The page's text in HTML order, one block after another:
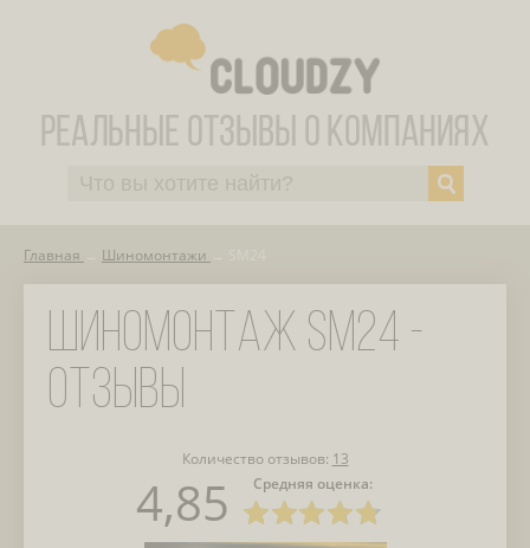
Главная Шиномонтажи
ШИНОМОНТАЖ SM24 -
ОТЗЫВЫ
Количество отзывов: 13
Средняя оценка:
4,85